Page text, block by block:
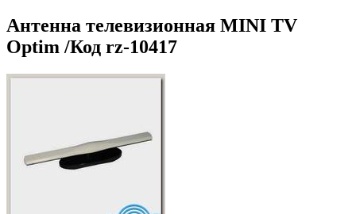
Антенна телевизионная MINI TV
Optim /Код rz-10417